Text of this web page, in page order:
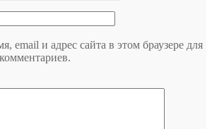
email и адрес сайта в этом браузере для